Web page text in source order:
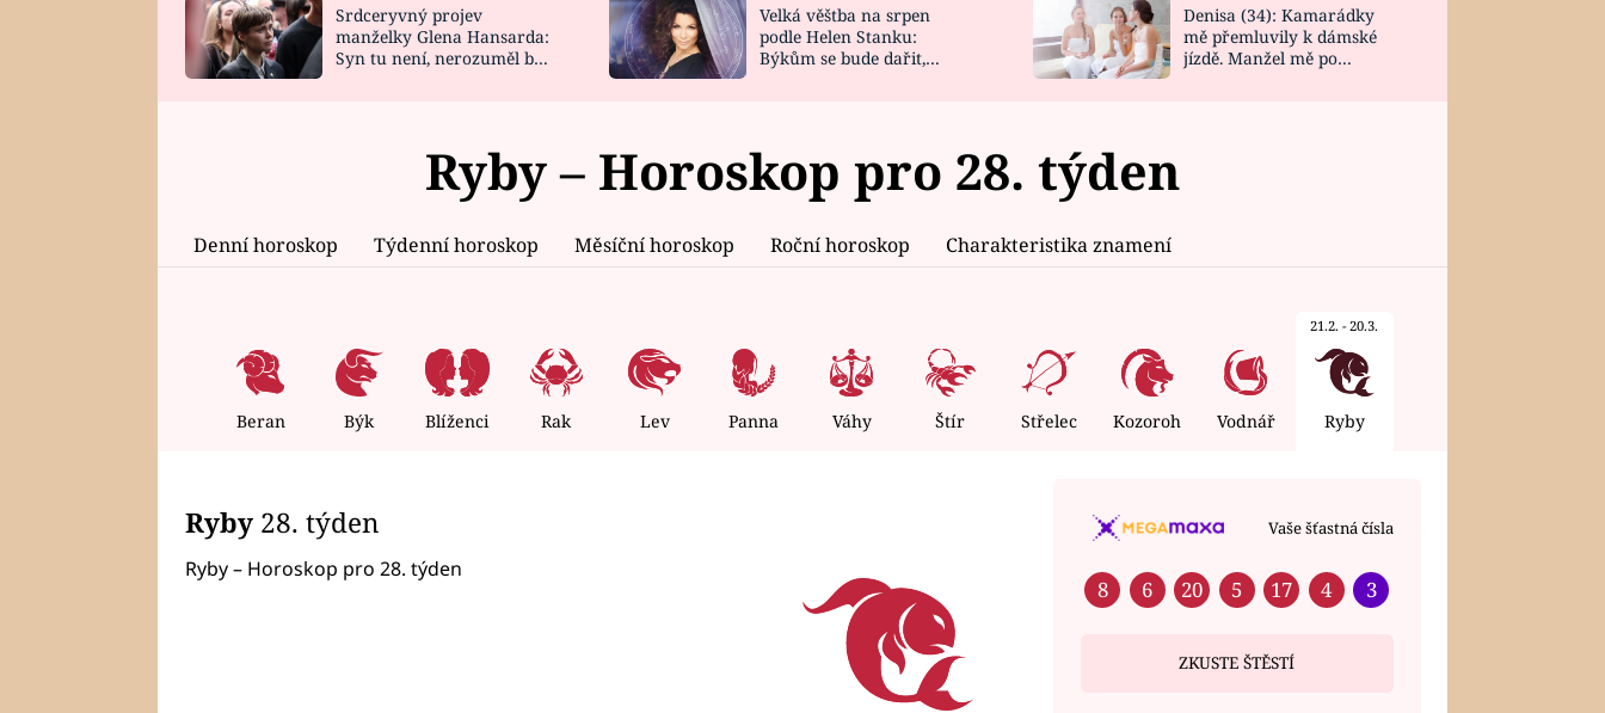
HOROSKOP NA
CELEBRITY
VAŘENÍ
NOVINKY
VIDEORECEPTY
DESIGN
Srdceryvný projev
manželky Glena Hansarda:
Syn tu není, nerozuměl by
Velká věštba na srpen
podle Helen Stanku:
Býkům se bude dařit,
Denisa (34): Kamarádky
mě přemluvily k dámské
jízdě. Manžel mě po
Ryby – Horoskop pro 28. týden
Denní horoskop Týdenní horoskop Měsíční horoskop Roční horoskop Charakteristika znamení
Beran Býk Blíženci Rak Lev Panna Váhy Štír Střelec Kozoroh Vodnář
21.2. - 20.3.
Ryby
Ryby 28. týden
Ryby – Horoskop pro 28. týden
Vaše šťastná čísla
8 6 20 5 17 4 3
ZKUSTE ŠTĚSTÍ